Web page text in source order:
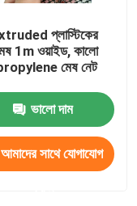
প্লাস্টিকের
1m ওয়াইড, কালো
মেষ নেট
ভালো দাম
আমাদের সাথে যোগাযোগ